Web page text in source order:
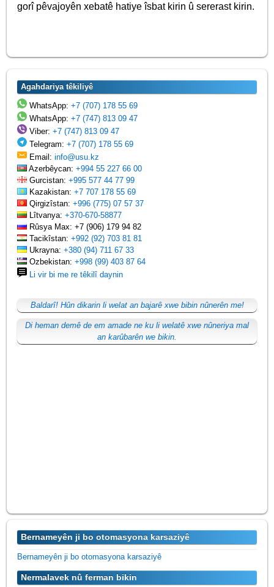
gorî pêvajoyên xebatê hatiye îsbat kirin û sererast kirin.
Agahdariya têkiliyê
WhatsApp:+7 (707) 178 55 69
WhatsApp:+7 (747) 813 09 47
Viber:+7 (747) 813 09 47
Telegram:+7 (707) 178 55 69
Email:info@usu.kz
Azerbêycan:+994 55 227 66 00
Gurcistan:+995 577 44 77 99
Kazakistan:+7 707 178 55 69
Qirgizîstan:+996 (775) 07 57 37
Lîtvanya:+370-670-58877
Rûsya Max: +7 (906) 179 94 82
Tacikîstan:+992 (92) 703 81 81
Ukrayna:+380 (94) 711 67 33
Ozbekistan:+998 (99) 403 87 64
Li vir bi me re têkilî daynin
Baldarî! Hûn dikarin li welat an bajarê xwe bibin nûnerên me!
Di heman demê de em amade ne ku li welatê xwe nûneriya mal
an karûbarên we bikin.
Bernameyên ji bo otomasyona karsaziyê
Bernameyên ji bo otomasyona karsaziyê
Nermalavek nû ferman bikin